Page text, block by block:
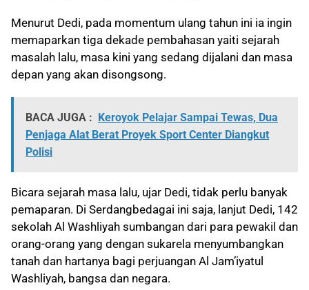
Menurut Dedi, pada momentum ulang tahun ini ia ingin
memaparkan tiga dekade pembahasan yaiti sejarah
masalah lalu, masa kini yang sedang dijalani dan masa
depan yang akan disongsong.
BACA JUGA :
Keroyok Pelajar Sampai Tewas, Dua
Penjaga Alat Berat Proyek Sport Center Diangkut
Polisi
Bicara sejarah masa lalu, ujar Dedi, tidak perlu banyak
pemaparan. Di Serdangbedagai ini saja, lanjut Dedi, 142
sekolah Al Washliyah sumbangan dari para pewakil dan
orang-orang yang dengan sukarela menyumbangkan
tanah dan hartanya bagi perjuangan Al Jam’iyatul
Washliyah, bangsa dan negara.